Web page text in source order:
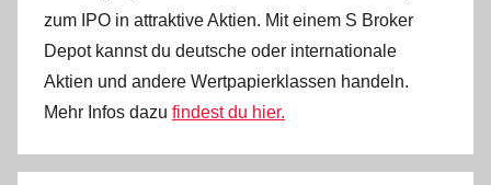
zum IPO in attraktive Aktien. Mit einem S Broker
Depot kannst du deutsche oder internationale
Aktien und andere Wertpapierklassen handeln.
Mehr Infos dazu findest du hier.